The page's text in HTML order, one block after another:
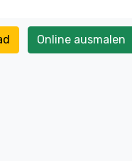
Online ausmalen